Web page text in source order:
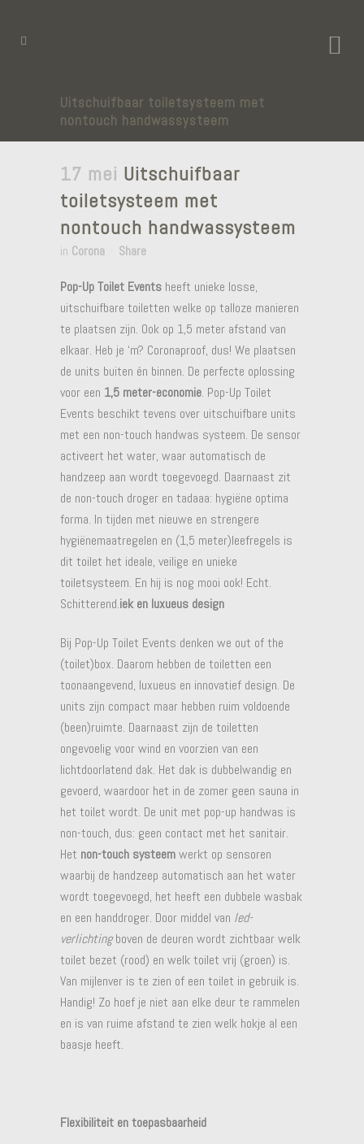
Uitschuifbaar toiletsysteem met
nontouch handwassysteem
17 mei Uitschuifbaar
toiletsysteem met
nontouch handwassysteem
in Corona Share
Pop-Up Toilet Events heeft unieke losse,
uitschuifbare toiletten welke op talloze manieren
te plaatsen zijn. Ook op 1,5 meter afstand van
elkaar. Heb je ‘m? Coronaproof, dus! We plaatsen
de units buiten én binnen. De perfecte oplossing
voor een 1,5 meter-economie. Pop-Up Toilet
Events beschikt tevens over uitschuifbare units
met een non-touch handwas systeem. De sensor
activeert het water, waar automatisch de
handzeep aan wordt toegevoegd. Daarnaast zit
de non-touch droger en tadaaa: hygiëne optima
forma. In tijden met nieuwe en strengere
hygiënemaatregelen en (1,5 meter)leefregels is
dit toilet het ideale, veilige en unieke
toiletsysteem. En hij is nog mooi ook! Echt.
Schitterend.iek en luxueus design
Bij Pop-Up Toilet Events denken we out of the
(toilet)box. Daarom hebben de toiletten een
toonaangevend, luxueus en innovatief design. De
units zijn compact maar hebben ruim voldoende
(been)ruimte. Daarnaast zijn de toiletten
ongevoelig voor wind en voorzien van een
lichtdoorlatend dak. Het dak is dubbelwandig en
gevoerd, waardoor het in de zomer geen sauna in
het toilet wordt. De unit met pop-up handwas is
non-touch, dus: geen contact met het sanitair.
Het non-touch systeemwerkt op sensoren
waarbij de handzeep automatisch aan het water
wordt toegevoegd, het heeft een dubbele wasbak
en een handdroger. Door middel van led-
verlichtingboven de deuren wordt zichtbaar welk
toilet bezet (rood) en welk toilet vrij (groen) is.
Van mijlenver is te zien of een toilet in gebruik is.
Handig! Zo hoef je niet aan elke deur te rammelen
en is van ruime afstand te zien welk hokje al een
baasje heeft.
Flexibiliteit en toepasbaarheid